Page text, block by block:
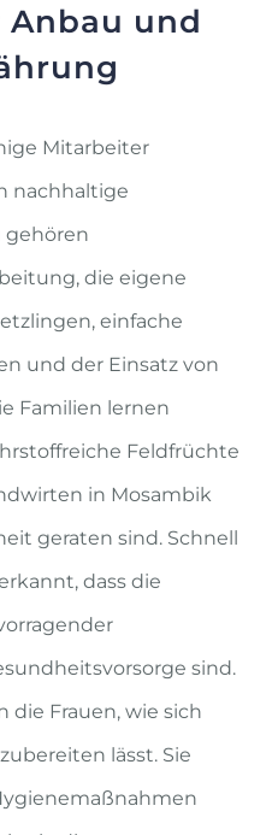
und
Mitarbeiter
nachhaltige
gehören
die eigene
einfache
und der Einsatz von
Familien lernen
Feldfrüchte
in Mosambik
geraten sind. Schnell
dass die
sind.
die Frauen, wie sich
lässt. Sie